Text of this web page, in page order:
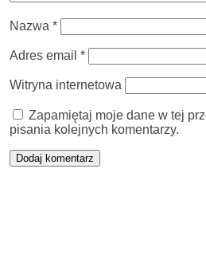
Nazwa *
Adres email *
Witryna internetowa
Zapamiętaj moje dane w tej
pisania kolejnych komentarzy.